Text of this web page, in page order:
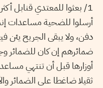
1/ بعثوا للمعتدي قنابل
أرسلوا للضحية مساعدات
دفن، ولا يبقى الجريح
ضمائرهم إن كان للضمائر
أوزارها قبل أن تنتهي
ثقيلا ضاغطا على الضمائر